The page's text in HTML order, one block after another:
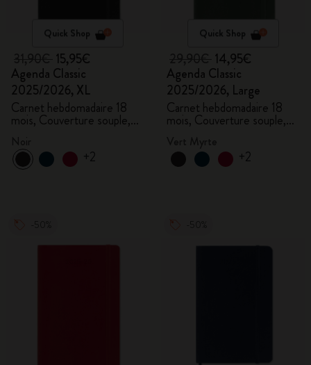
Quick Shop
15,95€
Agenda Classic
2025/2026, XL
Carnet hebdomadaire 18
mois, Couverture souple,
+2
Quick Shop
14,95€
Agenda Classic
2025/2026, Large
Carnet hebdomadaire 18
mois, Couverture souple,
Vert myrte
+2